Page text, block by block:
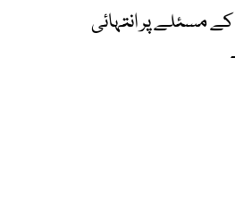
مسئلے پر انتہائی